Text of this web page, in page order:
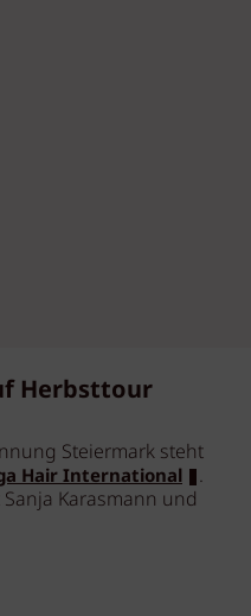
Herbsttour
Steiermark steht
Hair International
.
Karasmann und